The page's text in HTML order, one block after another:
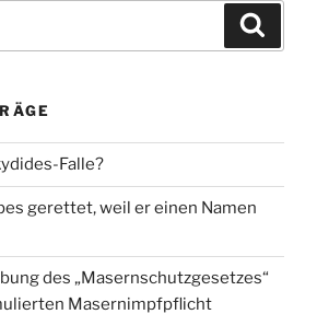
Falle?
gerettet, weil er einen Namen
des „Masernschutzgesetzes“
Masernimpfpflicht